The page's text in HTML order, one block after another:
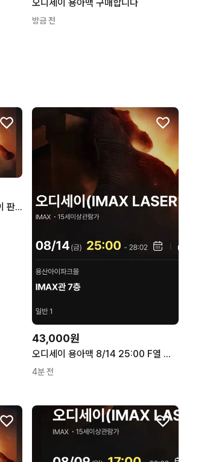
오디세이 용아맥 구매합니다
방금 전
(단석) 8/6 24시 용아맥 오디세이 판매합니다!
43,000원
오디세이 용아맥 8/14 25:00 F열 단석
4분 전